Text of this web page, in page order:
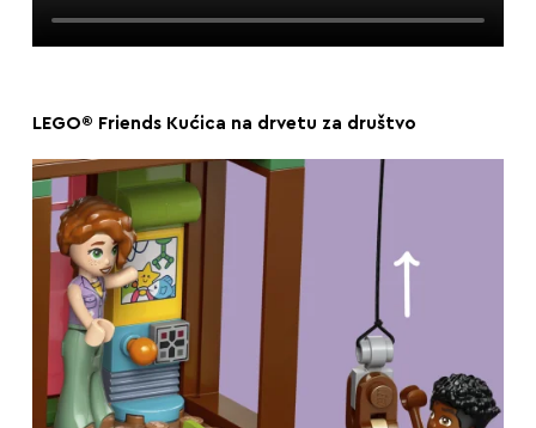
LEGO® Friends Kućica na drvetu za društvo